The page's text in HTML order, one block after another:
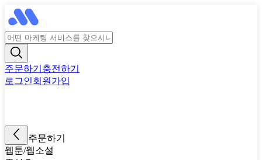
주문하기 충전하기
로그인회원가입
주문하기
웹툰/웹소설